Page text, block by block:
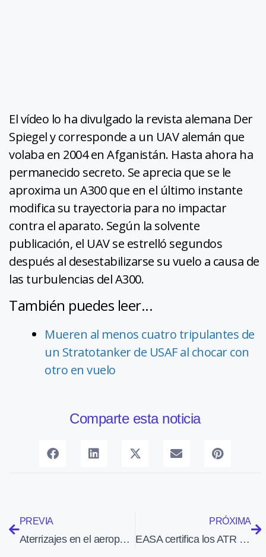
El vídeo lo ha divulgado la revista alemana Der
Spiegel y corresponde a un UAV alemán que
volaba en 2004 en Afganistán. Hasta ahora ha
permanecido secreto. Se aprecia que se le
aproxima un A300 que en el último instante
modifica su trayectoria para no impactar
contra el aparato. Según la solvente
publicación, el UAV se estrelló segundos
después al desestabilizarse su vuelo a causa de
las turbulencias del A300.
También puedes leer...
Mueren al menos cuatro tripulantes de
un Stratotanker de USAF al chocar con
otro en vuelo
Comparte esta noticia
PREVIA
Aterrizajes en el aeropuerto de Barcelona
PRÓXIMA
EASA certifica los ATR de la serie 600 para «ETOPS de 120 minutos»